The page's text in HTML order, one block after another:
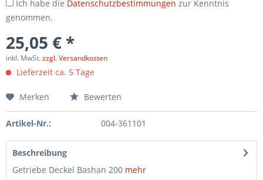
Ich habe die Datenschutzbestimmungen zur Kenntnis
genommen.
25,05 € *
inkl. MwSt.zzgl. Versandkosten
Lieferzeit ca. 5 Tage
Merken Bewerten
Artikel-Nr.: 004-361101
Beschreibung
Getriebe Deckel Bashan 200 mehr